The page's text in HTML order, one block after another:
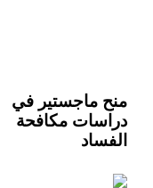
منح ماجستير في
دراسات مكافحة
الفساد